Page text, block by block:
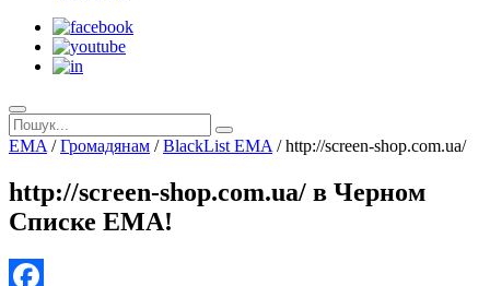
EMA /Громадянам /BlackList EMA /http://screen-shop.com.ua/
http://screen-shop.com.ua/ в Черном
Списке ЕМА!